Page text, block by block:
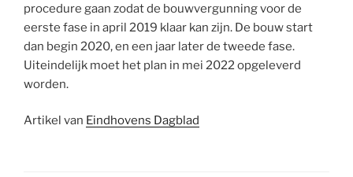
procedure gaan zodat de bouwvergunning voor de
eerste fase in april 2019 klaar kan zijn. De bouw start
dan begin 2020, en een jaar later de tweede fase.
Uiteindelijk moet het plan in mei 2022 opgeleverd
worden.
Artikel van Eindhovens Dagblad